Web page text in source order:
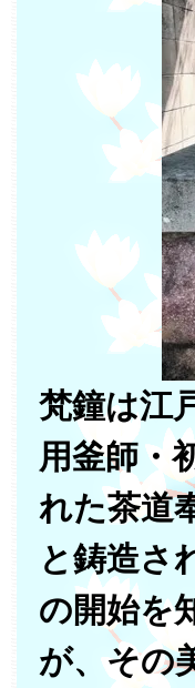
梵鐘は江
用釜師・
れた茶道
と鋳造さ
の開始を
が、その